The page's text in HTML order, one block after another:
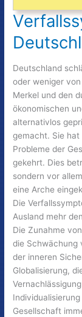
Deutschland
oder weniger
Merkel und den
ökonomischen
alternativlos
gemacht. Sie hat
Probleme der
gekehrt. Dies
sondern vor
eine Arche
Die
Ausland mehr
Die Zunahme
die Schwächung
der inneren
Globalisierung,
Gesellschaft